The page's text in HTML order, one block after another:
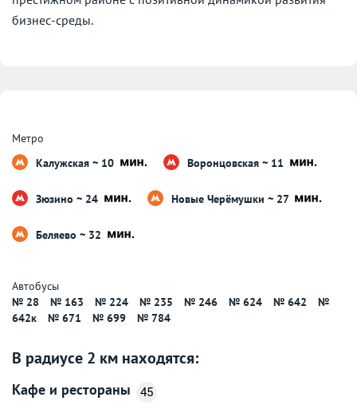
бизнес-среды.
Метро
Калужская ~ 10
Воронцовская ~ 11
Зюзино ~ 24 Новые Черёмушки ~ 27
Беляево ~ 32
Автобусы
№ 28
№ 163 № 224 № 235 № 246 № 624 № 642
№
642к
№ 671 № 699 № 784
В радиусе 2 км находятся:
Кафе и рестораны 45